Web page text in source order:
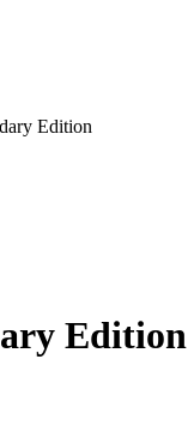
Edition
Edition